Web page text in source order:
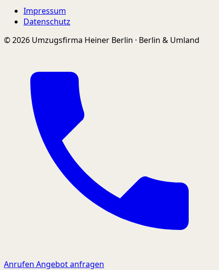
Impressum
Datenschutz
© 2026 Umzugsfirma Heiner Berlin · Berlin & Umland
Anrufen Angebot anfragen